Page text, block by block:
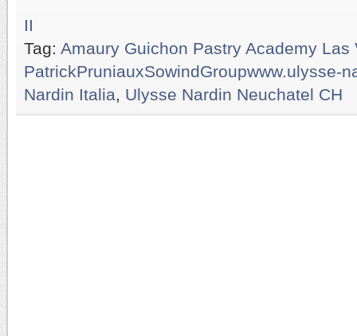
II
Tag: Amaury Guichon Pastry Academy Las
PatrickPruniauxSowindGroupwww.ulysse-
Nardin Italia
Ulysse Nardin Neuchatel CH